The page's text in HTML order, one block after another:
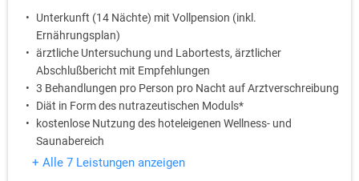
Unterkunft (14 Nächte) mit Vollpension (inkl.
Ernährungsplan)
ärztliche Untersuchung und Labortests, ärztlicher
Abschlußbericht mit Empfehlungen
3 Behandlungen pro Person pro Nacht auf Arztverschreibung
Diät in Form des nutrazeutischen Moduls*
kostenlose Nutzung des hoteleigenen Wellness- und
Saunabereich
kostenlose Nutzung des hoteleigenen Fitnessbereich
+ Alle 7 Leistungen anzeigen